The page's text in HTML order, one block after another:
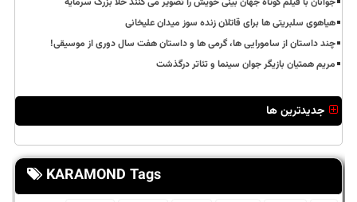
هیاهوی سلبریتی ها برای قاتلان زنده سوز میدان علیخانی
چند داستان از سامورایی ها، گرمی ها و داستان هفت سال دوری از موسیقی!
مریم همتیان بازیگر جوان سینما و تئاتر درگذشت
جدیدترین ها
KARAMOND Tags